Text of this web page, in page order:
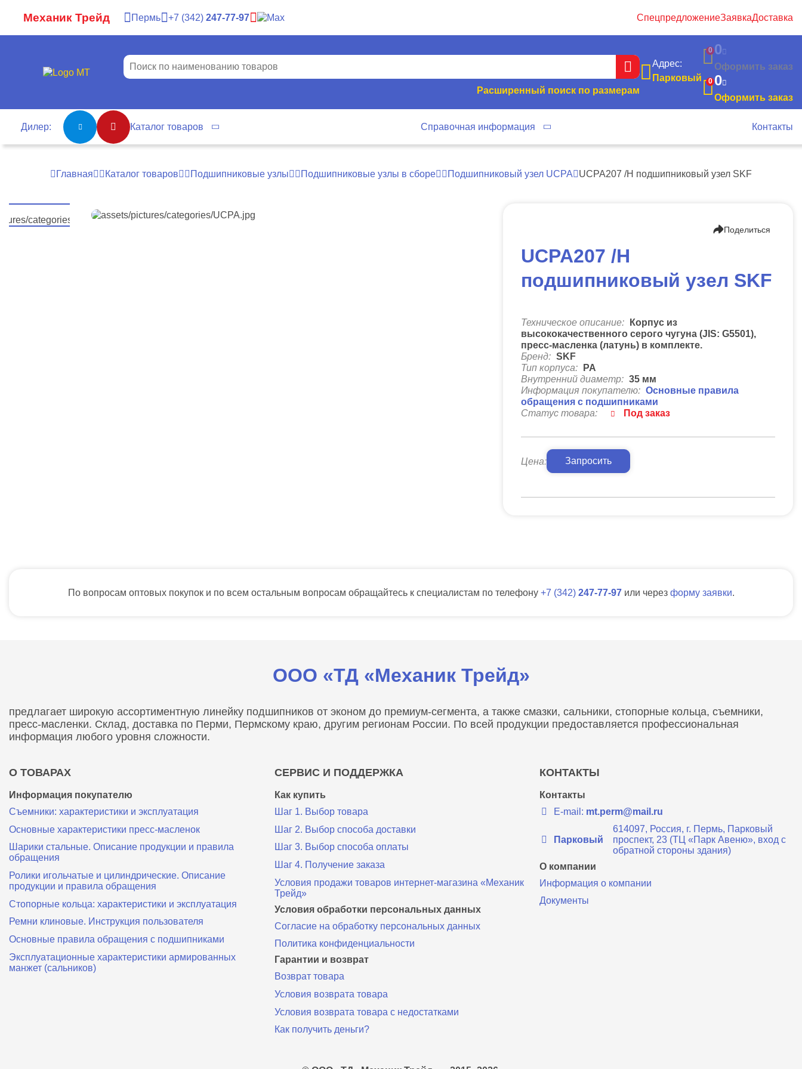
Механик Трейд Пермь 7 342 247-77-97 СпецпредложениеЗаявкаДоставка
Расширенный поиск по размерам
Адрес:
Парковый
0 0
Оформить заказ
0 0
Оформить заказ
Дилер: Каталог товаров Справочная информация Контакты
Главная Каталог товаров Подшипниковые узлы Подшипниковые узлы в сборе Подшипниковый узел UCPA UCPA207 /H подшипниковый узел SKF
Поделиться
UCPA207 /H
подшипниковый узел SKF
Техническое описание:
Корпус из
высококачественного серого чугуна (JIS: G5501),
пресс-масленка (латунь) в комплекте.
Бренд: SKF
Тип корпуса:
PA
Внутренний диаметр: 35 мм
Информация покупателю: Основные правила
обращения с подшипниками
Статус товара:
Под заказ
Цена: Запросить
По вопросам оптовых покупок и по всем остальным вопросам обращайтесь к специалистам по телефону 7 342 247-77-97 или через форму заявки.
ООО «ТД «Механик Трейд»
предлагает широкую ассортиментную линейку подшипников от эконом до премиум-сегмента, а также смазки, сальники, стопорные кольца, съемники,
пресс-масленки. Склад, доставка по Перми, Пермскому краю, другим регионам России. По всей продукции предоставляется профессиональная
информация любого уровня сложности.
О ТОВАРАХ
Информация покупателю
Съемники: характеристики и эксплуатация
Основные характеристики пресс‑масленок
Шарики стальные. Описание продукции и правила
обращения
Ролики игольчатые и цилиндрические. Описание
продукции и правила обращения
Стопорные кольца: характеристики и эксплуатация
Ремни клиновые. Инструкция пользователя
Основные правила обращения с подшипниками
Эксплуатационные характеристики армированных
манжет (сальников)
СЕРВИС И ПОДДЕРЖКА
Как купить
Шаг 1. Выбор товара
Шаг 2. Выбор способа доставки
Шаг 3. Выбор способа оплаты
Шаг 4. Получение заказа
Условия продажи товаров интернет-магазина «Механик
Трейд»
Условия обработки персональных данных
Согласие на обработку персональных данных
Политика конфиденциальности
Гарантии и возврат
Возврат товара
Условия возврата товара
Условия возврата товара с недостатками
Как получить деньги?
КОНТАКТЫ
Контакты
E-mail: mt.perm@mail.ru
Парковый
614097, Россия, г. Пермь, Парковый
проспект, 23 (ТЦ «Парк Авеню», вход с
обратной стороны здания)
О компании
Информация о компании
Документы